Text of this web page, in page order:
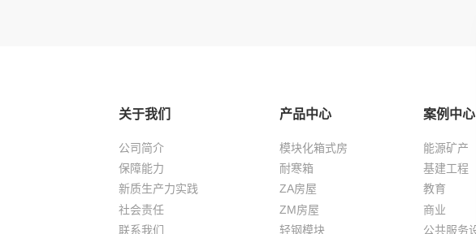
关于我们
公司简介
保障能力
新质生产力实践
社会责任
联系我们
产品中心
模块化箱式房
耐寒箱
ZA房屋
ZM房屋
轻钢模块
案例中心
能源矿产
基建工程
教育
商业
公共服务